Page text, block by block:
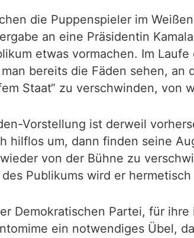
die Puppenspieler im
an eine Präsidentin
etwas vormachen. Im
bereits die Fäden sehen,
Staat“ zu verschwinden,
Vorstellung ist derweil
hilflos um, dann finden seine
von der Bühne zu
Publikums wird er
Demokratischen Partei, für
ein notwendiges Übel,